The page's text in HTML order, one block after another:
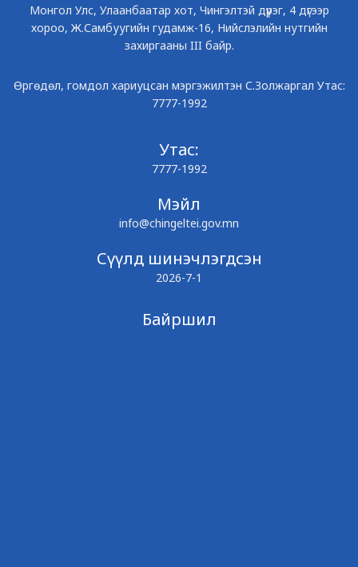
Монгол Улс, Улаанбаатар хот, Чингэлтэй дүүрэг, 4 дүгээр
хороо, Ж.Самбуугийн гудамж-16, Нийслэлийн нутгийн
захиргааны III байр.
Өргөдөл, гомдол хариуцсан мэргэжилтэн С.Золжаргал Утас:
7777-1992
Утас:
7777-1992
Мэйл
info@chingeltei.gov.mn
Сүүлд шинэчлэгдсэн
2026-7-1
Байршил